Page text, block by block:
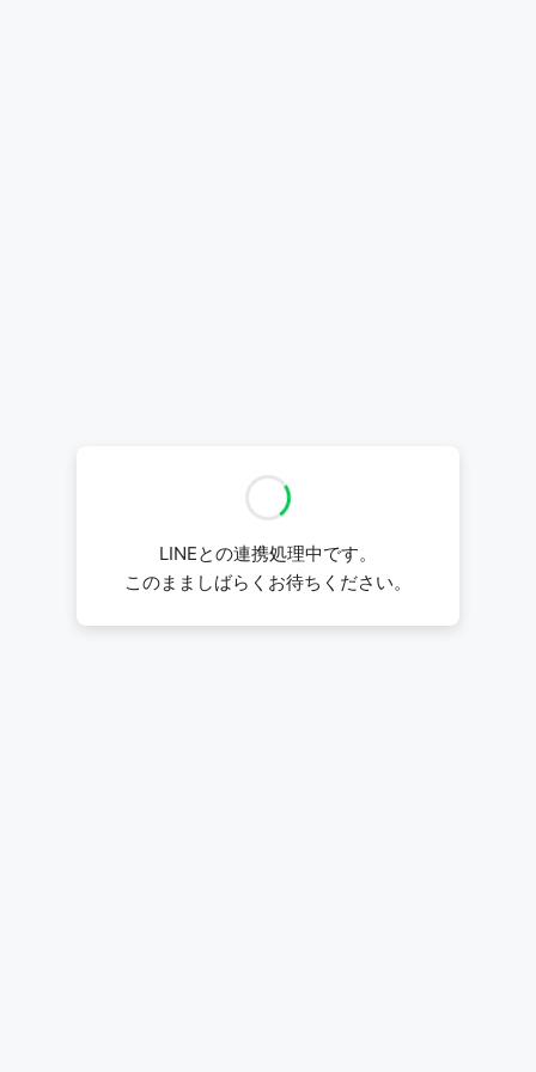
LINEとの連携処理中です。
このまましばらくお待ちください。